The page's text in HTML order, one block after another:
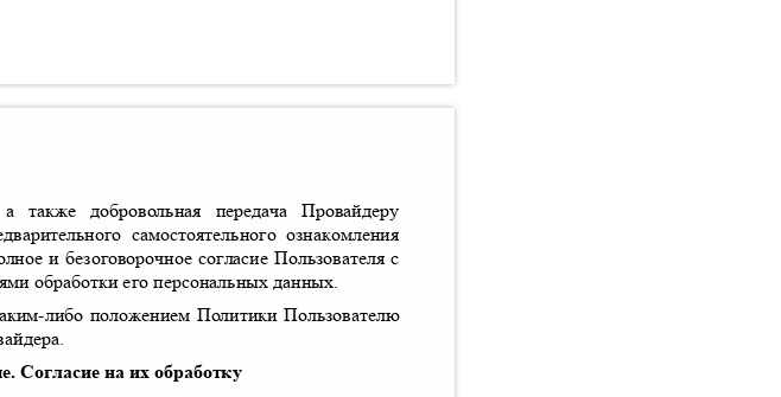
а также добровольная передача Провайдеру
самостоятельного ознакомления
и безоговорочное согласие Пользователя с
обработки его персональных данных
-либо положением Политики Пользователю
.Согласие на их обработку